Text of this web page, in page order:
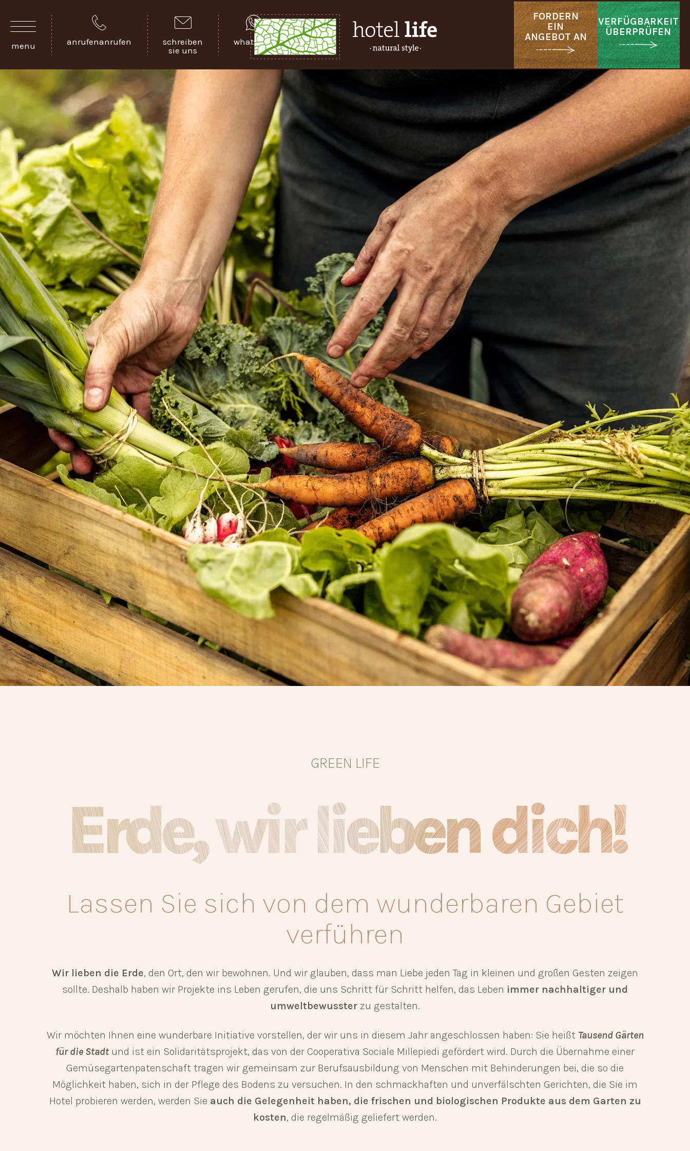
menu anrufenanrufen
schreiben
sie uns
whatsapp
FORDERN
EIN
ANGEBOT AN
VERFÜGBARKEIT
ÜBERPRÜFEN
GREEN LIFE
Erde, wir lieben dich!
Lassen Sie sich von dem wunderbaren Gebiet
verführen
Wir lieben die Erde, den Ort, den wir bewohnen. Und wir glauben, dass man Liebe jeden Tag in kleinen und großen Gesten zeigen
sollte. Deshalb haben wir Projekte ins Leben gerufen, die uns Schritt für Schritt helfen, das Leben immer nachhaltiger und
umweltbewusster zu gestalten.
Wir möchten Ihnen eine wunderbare Initiative vorstellen, der wir uns in diesem Jahr angeschlossen haben: Sie heißt Tausend Gärten
für die Stadt und ist ein Solidaritätsprojekt, das von der Cooperativa Sociale Millepiedi gefördert wird. Durch die Übernahme einer
Gemüsegartenpatenschaft tragen wir gemeinsam zur Berufsausbildung von Menschen mit Behinderungen bei, die so die
Möglichkeit haben, sich in der Pflege des Bodens zu versuchen. In den schmackhaften und unverfälschten Gerichten, die Sie im
Hotel probieren werden, werden Sie auch die Gelegenheit haben, die frischen und biologischen Produkte aus dem Garten zu
kosten, die regelmäßig geliefert werden.